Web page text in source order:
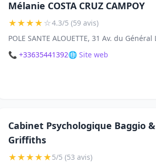
Mélanie COSTA CRUZ CAMPOY
★★★★☆4.3/5 (59 avis)
📞 +33635441392🌐 Site web
Cabinet Psychologique Baggio &
Griffiths
★★★★★5/5 (53 avis)